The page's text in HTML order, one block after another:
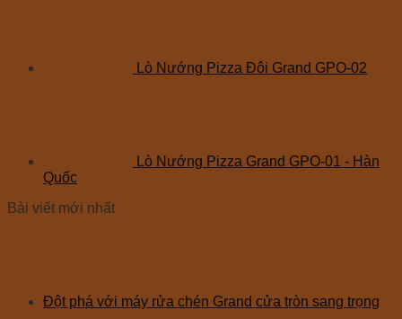
Lò Nướng Pizza Đôi Grand GPO-02
Lò Nướng Pizza Grand GPO-01 - Hàn
Quốc
Bài viết mới nhất
Đột phá với máy rửa chén Grand cửa tròn sang trọng